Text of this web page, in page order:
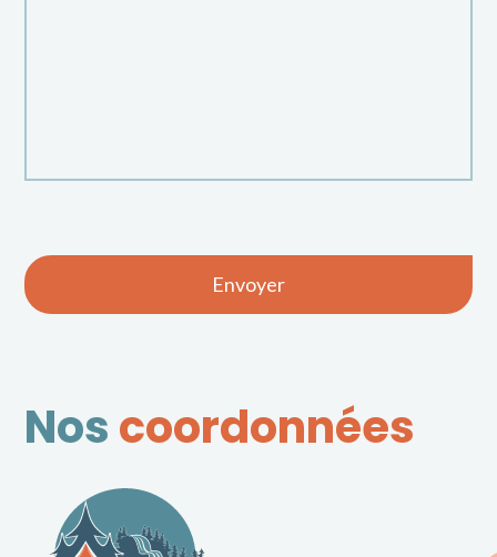
Noscoordonnées